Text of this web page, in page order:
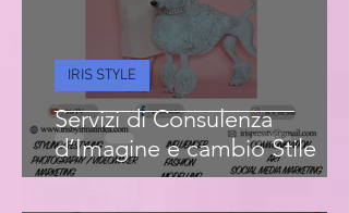
Servizi di Consulenza
d’Imagine e cambio Stile
IRIS STYLE